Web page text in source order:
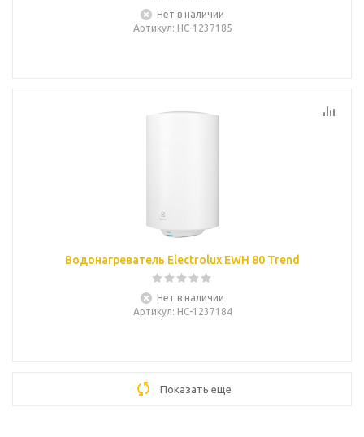
Нет в наличии
Артикул: НС-1237185
Водонагреватель Electrolux EWH 80 Trend
Нет в наличии
Артикул: НС-1237184
Показать еще